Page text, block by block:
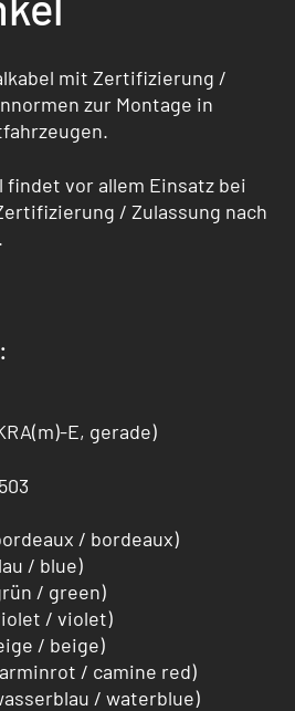
mit Zertifizierung /
zur Montage in
findet vor allem Einsatz bei
/ Zulas­sung nach
E, gerade)
/ bordeaux)
/ blue)
/ green)
/ violet)
/ beige)
/ camine red)
/ waterblue)